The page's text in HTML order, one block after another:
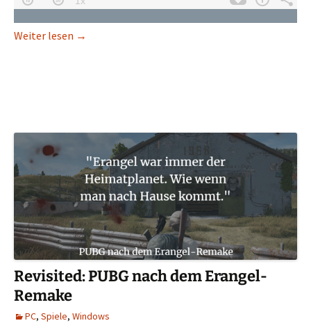
Weiter lesen Review: The Blackout Club – Coop-Teenie-
→
Revisited: PUBG nach dem Erangel-
Remake
PC, Spiele, Windows